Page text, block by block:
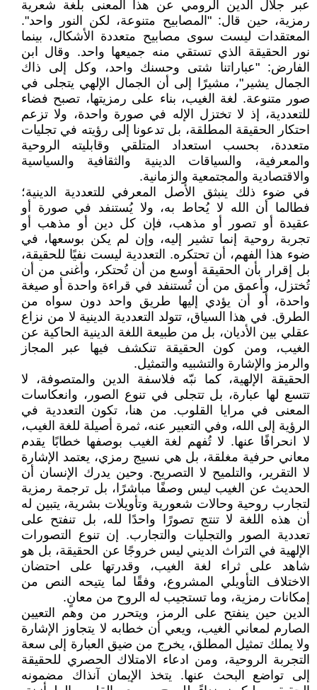
عبر جلال الدين الرومي عن هذا المعنى بلغة شعرية
رمزية، حين قال: "المصابيح متنوعة، لكن النور واحد".
المعتقدات ليست سوى مصابيح متعددة الأشكال، بينما
نور الحقيقة الذي تستقي منه جميعها واحد. وقال ابن
الفارض: "عباراتنا شتى وحسنك واحد، وكل إلى ذاك
الجمال يشير"، مشيرًا إلى أن الجمال الإلهي يتجلى في
صور متنوعة. لغة الغيب، بناء على رمزيتها، تصبح فضاء
للتعددية، إذ لا تختزل الإله في صورة واحدة، ولا تزعم
احتكار الحقيقة المطلقة، بل تدعونا إلى رؤيته في تجليات
متعددة، بحسب استعداد المتلقي وقابليته الروحية
والمعرفية، والسياقات الدينية والثقافية والسياسية
والاقتصادية والمجتمعية والزمانية.
في ضوء ذلك ينبثق الأصل المعرفي للتعددية الدينية؛
فطالما أن الله لا يُحاط به، ولا يُستنفد في صورة أو
عقيدة أو تصور أو مذهب، فإن كل دين أو مذهب أو
تجربة روحية إنما تشير إليه، وإن لم يكن بوسعها، في
ضوء هذا الفهم، أن تحتكره. التعددية ليست نفيًا للحقيقة،
بل إقرار بأن الحقيقة أوسع من أن تُحتكر، وأغنى من أن
تُختزل، وأعمق من أن تُستنفد في قراءة واحدة أو صيغة
واحدة، أو أن يؤدي إليها طريق واحد دون سواه من
الطرق. في هذا السياق، تتولد التعددية الدينية لا من نزاع
عقلي بين الأديان، بل من طبيعة اللغة الدينية الحاكية عن
الغيب، ومن كون الحقيقة تنكشف فيها عبر المجاز
والرمز والإشارة والتشبيه والتمثيل.
الحقيقة الإلهية، كما نبّه فلاسفة الدين والمتصوفة، لا
تتسع لها عبارة، بل تتجلى في تنوع الصور، وانعكاسات
المعنى في مرايا القلوب. من هنا، تكون التعددية في
الرؤية إلى الله، وفي التعبير عنه، ثمرة أصيلة للغة الغيب،
لا انحرافًا عنها. لا تُفهم لغة الغيب بوصفها خطابًا يقدم
معاني حرفية مغلقة، بل هي نسيج رمزي، يعتمد الإشارة
لا التقرير، والتلميح لا التصريح. وحين يدرك الإنسان أن
الحديث عن الغيب ليس وصفًا مباشرًا، بل ترجمة رمزية
لتجارب روحية وحالات شعورية وتأويلات بشرية، يتبين له
أن هذه اللغة لا تنتج تصورًا واحدًا لله، بل تنفتح على
تعددية الصور والتجليات والتجارب. إن تنوع التصورات
الإلهية في التراث الديني ليس خروجًا عن الحقيقة، بل هو
شاهد على ثراء لغة الغيب، وقدرتها على احتضان
الاختلاف التأويلي المشروع، وفقًا لما يتيحه النص من
إمكانات رمزية، وما تستجيب له الروح من معانٍ.
الدين حين ينفتح على الرمز، ويتحرر من وهم التعيين
الصارم لمعاني الغيب، ويعي أن خطابه لا يتجاوز الإشارة
ولا يملك تمثيل المطلق، يخرج من ضيق العبارة إلى سعة
التجربة الروحية، ومن ادعاء الامتلاك الحصري للحقيقة
إلى تواضع البحث عنها. يتخذ الإيمان آنذاك مضمونه